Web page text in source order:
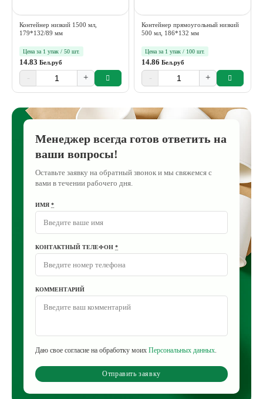
Контейнер низкий 1500 мл,
179*132/89 мм
Цена за 1 упак / 50 шт.
14.83 Бел.руб
- +
Контейнер прямоугольный низкий
500 мл, 186*132 мм
Цена за 1 упак / 100 шт.
14.86 Бел.руб
- +
Менеджер всегда готов ответить на
ваши вопросы!
Оставьте заявку на обратный звонок и мы свяжемся с
вами в течении рабочего дня.
ИМЯ *
КОНТАКТНЫЙ ТЕЛЕФОН *
КОММЕНТАРИЙ
Даю свое согласие на обработку моих Персональных данных
Отправить заявку